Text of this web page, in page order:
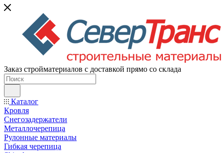
Заказ стройматериалов с доставкой прямо со склада
Каталог
Кровля
Снегозадержатели
Металлочерепица
Рулонные материалы
Гибкая черепица